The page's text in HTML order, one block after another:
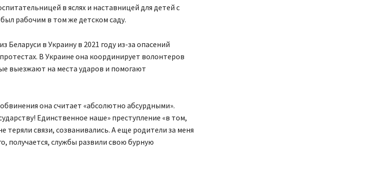
в яслях и наставницей для детей с
рабочим в том же детском саду.
Беларуси в Украину в 2021 году из-за опасений
В Украине она координирует волонтеров
выезжают на места ударов и помогают
она считает «абсолютно абсурдными».
Единственное наше» преступление «в том,
теряли связи, созванивались. А еще родители за меня
получается, службы развили свою бурную